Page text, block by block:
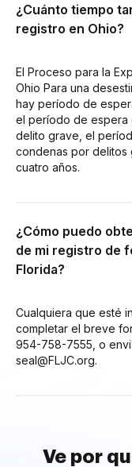
¿Cuánto tiempo
registro en Ohio?
El Proceso para la
Ohio Para una
hay período de
el período de espera
delito grave, el
condenas por
cuatro años.
¿Cómo puedo
de mi registro de
Florida?
Cualquiera que esté
completar el breve
954-758-7555, o
seal@FLJC.org.
Ve por